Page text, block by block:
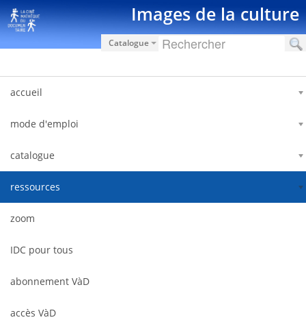
Saut au contenu Images de la culture
Catalogue
accueil
mode d'emploi
catalogue
ressources
zoom
IDC pour tous
abonnement VàD
accès VàD